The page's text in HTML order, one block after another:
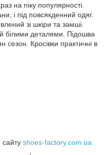
на піку популярності.
і під повсякденний одяг.
зі шкіри та замші.
білими деталями. Підошва
сезон. Кросівки практичні в
сайту shoes-factory.com.ua